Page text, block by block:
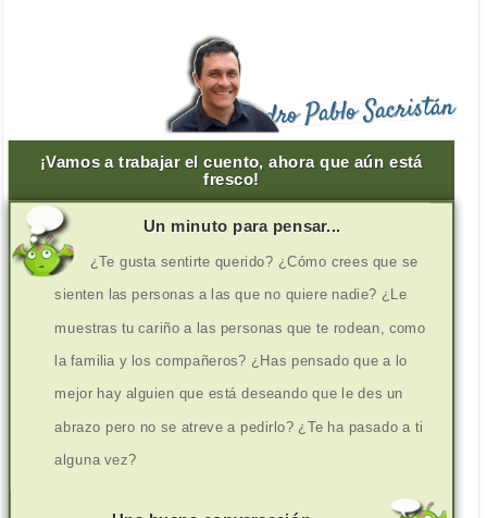
Pedro Pablo Sacristán
¡Vamos a trabajar el cuento, ahora que aún está
fresco!
Un minuto para pensar...
¿Te gusta sentirte querido? ¿Cómo crees que se
sienten las personas a las que no quiere nadie? ¿Le
muestras tu cariño a las personas que te rodean, como
la familia y los compañeros? ¿Has pensado que a lo
mejor hay alguien que está deseando que le des un
abrazo pero no se atreve a pedirlo? ¿Te ha pasado a ti
alguna vez?